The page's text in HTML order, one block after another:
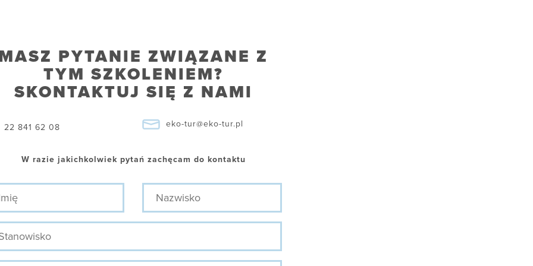
PYTANIE ZWIĄZANE Z
TYM SZKOLENIEM?
SKONTAKTUJ SIĘ Z NAMI
22 841 62 08 eko-tur@eko-tur.pl
W razie jakichkolwiek pytań zachęcam do kontaktu
Nazwisko